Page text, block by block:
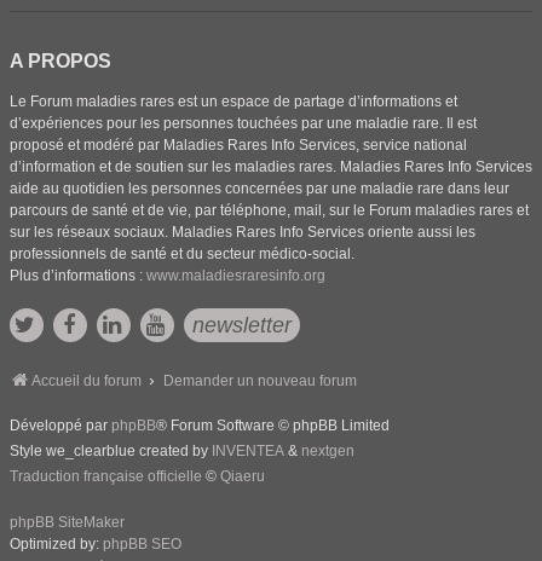
A PROPOS
Le Forum maladies rares est un espace de partage d’informations et
d’expériences pour les personnes touchées par une maladie rare. Il est
proposé et modéré par Maladies Rares Info Services, service national
d’information et de soutien sur les maladies rares. Maladies Rares Info Services
aide au quotidien les personnes concernées par une maladie rare dans leur
parcours de santé et de vie, par téléphone, mail, sur le Forum maladies rares et
sur les réseaux sociaux. Maladies Rares Info Services oriente aussi les
professionnels de santé et du secteur médico-social.
Plus d’informations : www.maladiesraresinfo.org
newsletter
Accueil du forum Demander un nouveau forum
Développé par phpBB® Forum Software © phpBB Limited
Style we_clearblue created by INVENTEA & nextgen
Traduction française officielle © Qiaeru
phpBB SiteMaker
Optimized by: phpBB SEO